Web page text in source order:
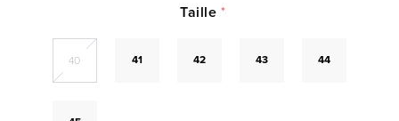
Taille *
40 41 42 43 44